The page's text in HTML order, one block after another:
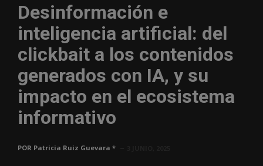
Desinformación e
inteligencia artificial: del
clickbait a los contenidos
generados con IA, y su
impacto en el ecosistema
informativo
POR Patricia Ruiz Guevara *